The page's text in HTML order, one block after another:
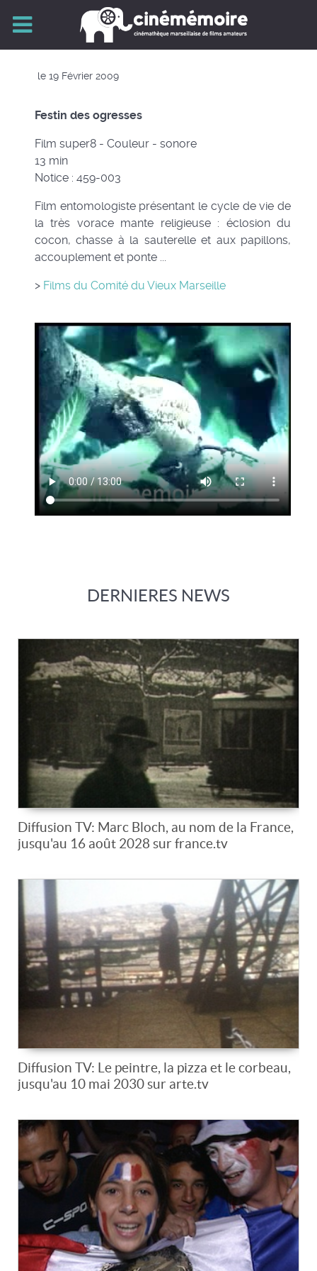
le 19 Février 2009
Festin des ogresses
Film super8 - Couleur - sonore
13 min
Notice : 459-003
Film entomologiste présentant le cycle de vie de
la très vorace mante religieuse : éclosion du
cocon, chasse à la sauterelle et aux papillons,
accouplement et ponte ...
> Films du Comité du Vieux Marseille
DERNIERES NEWS
Diffusion TV: Marc Bloch, au nom de la France,
jusqu'au 16 août 2028 sur france.tv
Diffusion TV: Le peintre, la pizza et le corbeau,
jusqu'au 10 mai 2030 sur arte.tv